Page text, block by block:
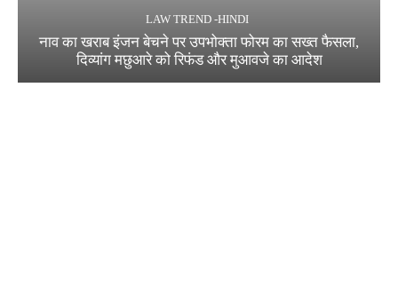
LAW TREND -HINDI
नाव का खराब इंजन बेचने पर उपभोक्ता फोरम का सख्त फैसला,
दिव्यांग मछुआरे को रिफंड और मुआवजे का आदेश